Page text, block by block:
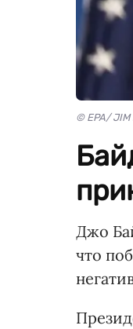
© EPA/ JIM
Джо
что